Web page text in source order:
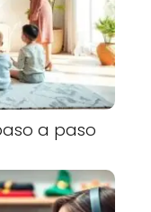
a paso